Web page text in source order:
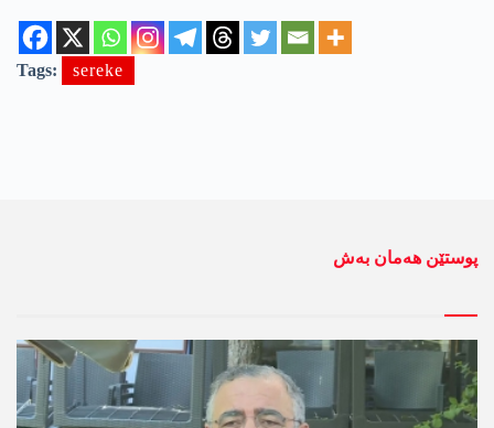
Tags: sereke
پوستێن ھەمان بەش